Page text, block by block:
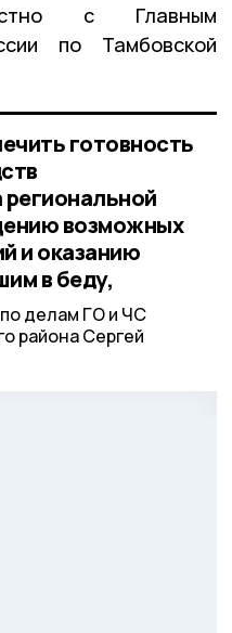
с Главным
по Тамбовской
готовность
региональной
возможных
и оказанию
в беду,
делам ГО и ЧС
района Сергей